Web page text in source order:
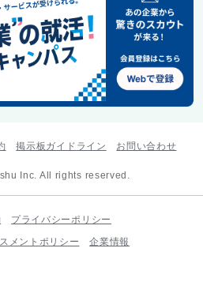
掲示板ガイドライン お問い合わせ
Inc. All rights reserved.
プライバシーポリシー
メントポリシー
企業情報